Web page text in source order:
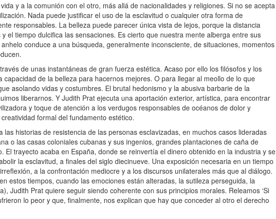
y a la comunión con el otro, más allá de nacionalidades y religiones. Si no se acepta
Nada puede justificar el uso de la esclavitud o cualquier otra forma de
responsables. La belleza puede parecer única vista de lejos, porque la distancia
el tiempo dulcifica las sensaciones. Es cierto que nuestra mente alberga entre sus
conduce a una búsqueda, generalmente inconsciente, de situaciones, momentos
de unas instantáneas de gran fuerza estética. Acaso por ello los filósofos y los
de la belleza para hacernos mejores. O para llegar al meollo de lo que
asolando vidas y costumbres. El brutal hedonismo y la abusiva barbarie de la
liberarnos. Y Judith Prat ejecuta una aportación exterior, artística, para encontrar
y toque de atención a los verdugos responsables de océanos de dolor y
formal del fundamento estético.
historias de resistencia de las personas esclavizadas, en muchos casos lideradas
o las casas coloniales cubanas y sus ingenios, grandes plantaciones de caña de
trayecto acaba en España, donde se reinvertía el dinero obtenido en la industria y se
la esclavitud, a finales del siglo diecinueve. Una exposición necesaria en un tiempo
a la confrontación mediocre y a los discursos unilaterales más que al diálogo.
estos tiempos, cuando las emociones están alteradas, la sutileza perseguida, la
Judith Prat quiere seguir siendo coherente con sus principios morales. Releamos ‘Si
lo peor y que, finalmente, nos explican que hay que conceder al otro el derecho